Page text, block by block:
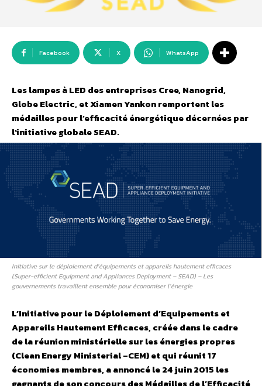
Facebook X WhatsApp
Les lampes à LED des entreprises Cree, Nanogrid,
Globe Electric, et Xiamen Yankon remportent les
médailles pour l’efficacité énergétique décernées par
l’initiative globale SEAD.
Initiative sur le déploiement d’équipements et appareils hautement efficaces
(Super-efficient Equipment and Appliances Deployment – SEAD) – Les
gouvernements travaillent ensemble pour économiser l’énergie
L’Initiative pour le Déploiement d’Equipements et
Appareils Hautement Efficaces, créée dans le cadre
de la réunion ministérielle sur les énergies propres
(Clean Energy Ministerial –CEM) et qui réunit 17
économies membres, a annoncé le 24 juin 2015 les
gagnants de son concours des Médailles de l’Efficacité